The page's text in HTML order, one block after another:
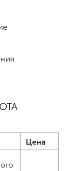
Цена